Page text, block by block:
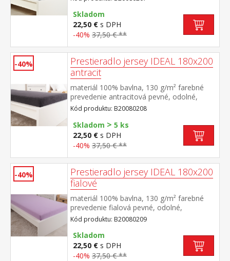
výšky 25 cm prateľné do 60 °C
Skladom
22,50 € s DPH
-40% 37,50 € **
-40%
Prestieradlo jersey IDEAL 180x200
antracit
materiál 100% bavlna, 130 g/m² farebné
prevedenie antracitová pevné, odolné,
stálofarebné, obšité gumou pre matrace do
výšky 25 cm prateľné do 60 °C
Kód produktu: B20080208
Skladom > 5 ks
22,50 € s DPH
-40% 37,50 € **
-40%
Prestieradlo jersey IDEAL 180x200
fialové
materiál 100% bavlna, 130 g/m² farebné
prevedenie fialová pevné, odolné,
stálofarebné, obšité gumou pre matrace do
výšky 25 cm prateľné do 60 °C
Kód produktu: B20080209
Skladom
22,50 € s DPH
-40% 37,50 € **